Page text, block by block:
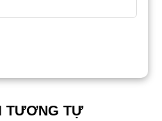
TƯƠNG TỰ